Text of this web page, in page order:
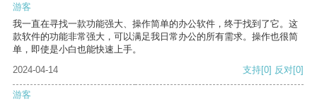
游客
我一直在寻找一款功能强大、操作简单的办公软件，终于找到了它。这
款软件的功能非常强大，可以满足我日常办公的所有需求。操作也很简
单，即使是小白也能快速上手。
2024-04-14
支持[0] 反对[0]
游客